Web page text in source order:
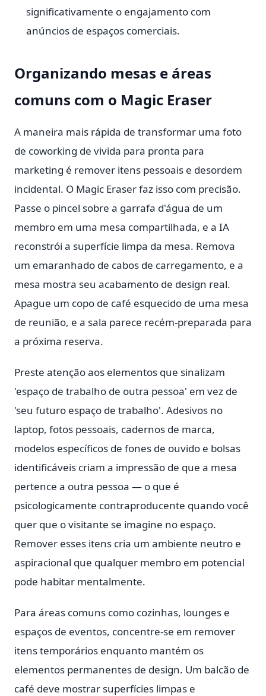
significativamente o engajamento com
anúncios de espaços comerciais.
Organizando mesas e áreas
comuns com o Magic Eraser
A maneira mais rápida de transformar uma foto
de coworking de vivida para pronta para
marketing é remover itens pessoais e desordem
incidental. O Magic Eraser faz isso com precisão.
Passe o pincel sobre a garrafa d'água de um
membro em uma mesa compartilhada, e a IA
reconstrói a superfície limpa da mesa. Remova
um emaranhado de cabos de carregamento, e a
mesa mostra seu acabamento de design real.
Apague um copo de café esquecido de uma mesa
de reunião, e a sala parece recém-preparada para
a próxima reserva.
Preste atenção aos elementos que sinalizam
'espaço de trabalho de outra pessoa' em vez de
'seu futuro espaço de trabalho'. Adesivos no
laptop, fotos pessoais, cadernos de marca,
modelos específicos de fones de ouvido e bolsas
identificáveis criam a impressão de que a mesa
pertence a outra pessoa — o que é
psicologicamente contraproducente quando você
quer que o visitante se imagine no espaço.
Remover esses itens cria um ambiente neutro e
aspiracional que qualquer membro em potencial
pode habitar mentalmente.
Para áreas comuns como cozinhas, lounges e
espaços de eventos, concentre-se em remover
itens temporários enquanto mantém os
elementos permanentes de design. Um balcão de
café deve mostrar superfícies limpas e